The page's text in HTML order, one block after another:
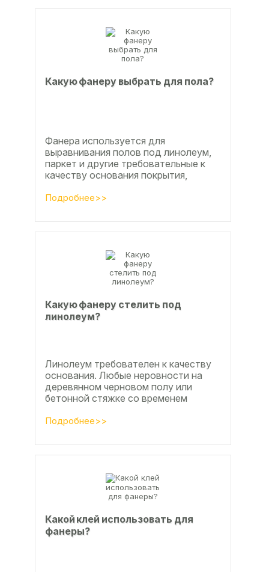
Какую фанеру выбрать для пола?
Фанера используется для
выравнивания полов под линолеум,
паркет и другие требовательные к
качеству основания покрытия,
по деревянным лагам или...
Подробнее>>
Какую фанеру стелить под
линолеум?
Линолеум требователен к качеству
основания. Любые неровности на
деревянном черновом полу или
бетонной стяжке со временем
Подробнее>>
Какой клей использовать для
фанеры?